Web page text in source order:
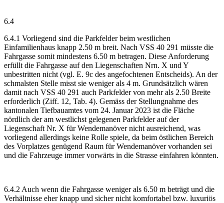
6.4
6.4.1 Vorliegend sind die Parkfelder beim westlichen
Einfamilienhaus knapp 2.50 m breit. Nach VSS 40 291 müsste die
Fahrgasse somit mindestens 6.50 m betragen. Diese Anforderung
erfüllt die Fahrgasse auf den Liegenschaften Nrn. X und Y
unbestritten nicht (vgl. E. 9c des angefochtenen Entscheids). An der
schmalsten Stelle misst sie weniger als 4 m. Grundsätzlich wären
damit nach VSS 40 291 auch Parkfelder von mehr als 2.50 Breite
erforderlich (Ziff. 12, Tab. 4). Gemäss der Stellungnahme des
kantonalen Tiefbauamtes vom 24. Januar 2023 ist die Fläche
nördlich der am westlichst gelegenen Parkfelder auf der
Liegenschaft Nr. X für Wendemanöver nicht ausreichend, was
vorliegend allerdings keine Rolle spiele, da beim östlichen Bereich
des Vorplatzes genügend Raum für Wendemanöver vorhanden sei
und die Fahrzeuge immer vorwärts in die Strasse einfahren könnten.
6.4.2 Auch wenn die Fahrgasse weniger als 6.50 m beträgt und die
Verhältnisse eher knapp und sicher nicht komfortabel bzw. luxuriös